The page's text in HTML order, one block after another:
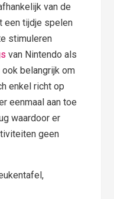
van de
een tijdje spelen
stimuleren
van Nintendo als
belangrijk om
enkel richt op
eenmaal aan toe
waardoor er
geen